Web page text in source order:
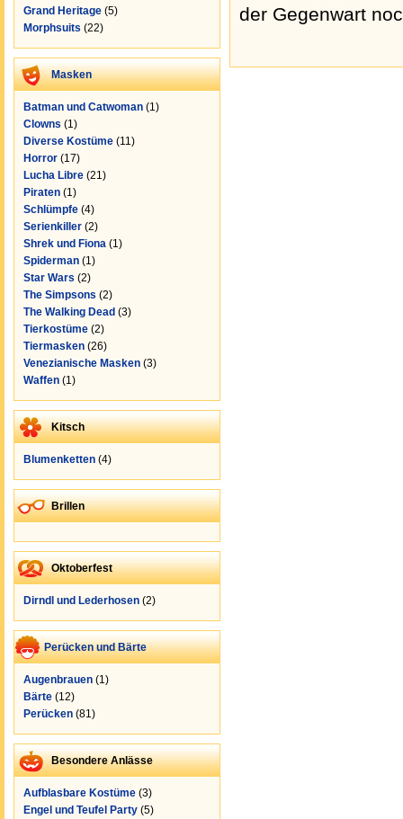
Grand Heritage (5)
Morphsuits (22)
Masken
Batman und Catwoman (1)
Clowns (1)
Diverse Kostüme (11)
Horror (17)
Lucha Libre (21)
Piraten (1)
Schlümpfe (4)
Serienkiller (2)
Shrek und Fiona (1)
Spiderman (1)
Star Wars (2)
The Simpsons (2)
The Walking Dead (3)
Tierkostüme (2)
Tiermasken (26)
Venezianische Masken (3)
Waffen (1)
Kitsch
Blumenketten (4)
Brillen
Oktoberfest
Dirndl und Lederhosen (2)
Perücken und Bärte
Augenbrauen (1)
Bärte (12)
Perücken (81)
Besondere Anlässe
Aufblasbare Kostüme (3)
Engel und Teufel Party (5)
der Gegenwart